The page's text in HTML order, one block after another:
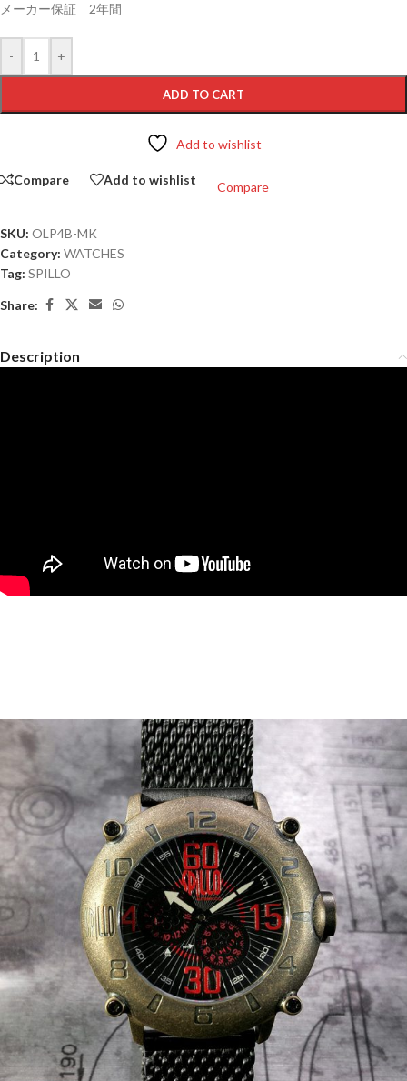
メーカー保証 2年間
- +
ADD TO CART
Add to wishlist
Compare Add to wishlist
Compare
SKU: OLP4B-MK
Category: WATCHES
Tag: SPILLO
Share:
Description